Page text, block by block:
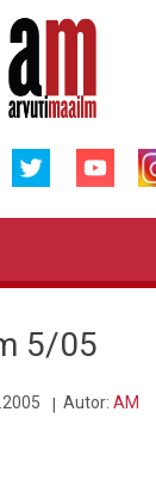
5/05
Autor: AM